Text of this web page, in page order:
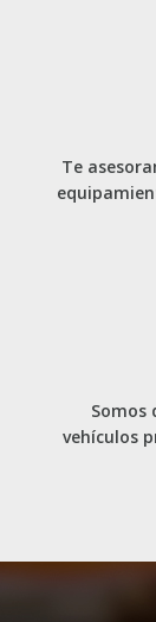
Te
Somos
vehículos